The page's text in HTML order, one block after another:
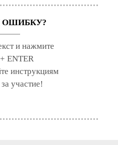
и нажмите
ENTER
инструкциям
участие!